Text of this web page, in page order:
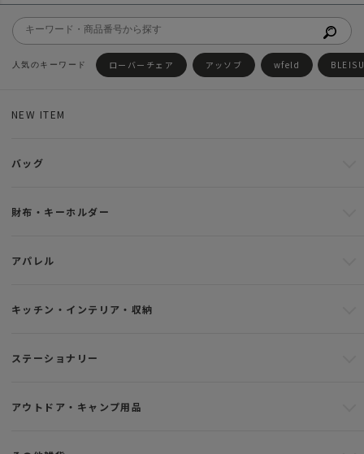
ローバーチェア アッソブ wfeld
NEW ITEM
バッグ
財布・キーホルダー
アパレル
キッチン・インテリア・収納
ステーショナリー
アウトドア・キャンプ用品